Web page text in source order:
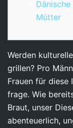
Mütter
Werden
grillen? Pro
Frauen für diese
frage. Wie
Braut, unser
abenteuerlich,